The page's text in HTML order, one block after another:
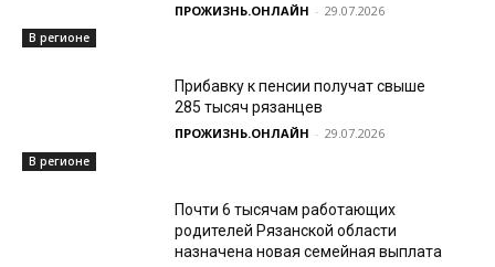
В регионе
ПРОЖИЗНЬ.ОНЛАЙН - 29.07.2026
В регионе
Прибавку к пенсии получат свыше
285 тысяч рязанцев
ПРОЖИЗНЬ.ОНЛАЙН - 29.07.2026
Почти 6 тысячам работающих
родителей Рязанской области
назначена новая семейная выплата